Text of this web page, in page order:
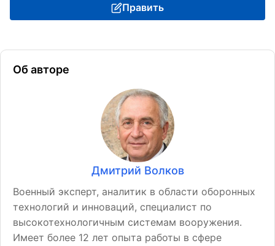
Править
Об авторе
Дмитрий Волков
Военный эксперт, аналитик в области оборонных
технологий и инноваций, специалист по
высокотехнологичным системам вооружения.
Имеет более 12 лет опыта работы в сфере